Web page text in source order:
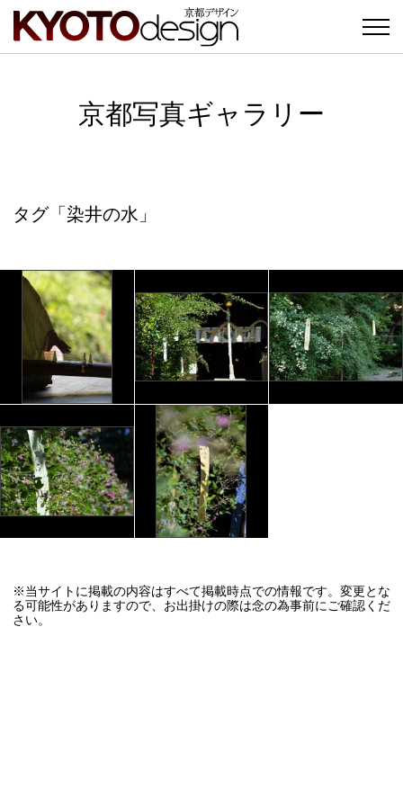
京都写真ギャラリー
タグ「染井の水」
※当サイトに掲載の内容はすべて掲載時点での情報です。変更とな
る可能性がありますので、お出掛けの際は念の為事前にご確認くだ
さい。